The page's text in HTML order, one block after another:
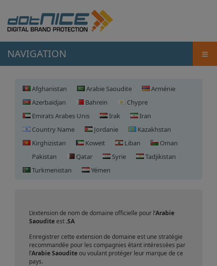
NAVIGATION ≡
Afghanistan Arabie Saoudite
Arménie
Azerbaïdjan
Bahreïn
Chypre
Emirats Arabes Unis
Irak
Iran
Country Name
Jordanie
Kazakhstan
Kirghizistan
Koweït Liban
Oman
Pakistan
Qatar Syrie
Tadjikistan
Turkmenistan
Yémen
Enregistrement de domaine
en Arabie Saoudite
L’extension de nom de domaine officielle pour l’Arabie
Saouditeest .SA
Enregistrer cette extension de domaine est une stratégie
recommandée pour les compagnies étant intéressées par
l’Arabie Saouditeou voulant protéger leur marque de ce
pays.